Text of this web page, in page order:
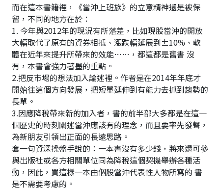
而在這本書籍裡，《當沖上班族》的立意精神還是被保
留，不同的地方在於：
1. 今年與2012年的現況有所落差，比如現股當沖的開放
大幅取代了原有的資券相抵、漲跌幅延展到±10%、軟
體在近年來提升所帶來的效能……，都這都是舊書 沒
有，本書會強力著墨的重點。
2.把反市場的想法加入論述裡。作者是在2014年年底才
開始往這個方向發展，把短單延伸到有能力去抓到趨勢的
長單。
3.因應降稅帶來新的加入者，書的前半部大多都是在這一
個歷史的時刻闡述當沖應該有的理念，而且要率先發聲，
為新朋友引領出正面的長遠思路。
套一句資深操盤手說的：一本書沒有多少錢，將來還可參
與出版社或各方相關單位同為降稅這個契機舉辦各種活
動，因此，買這樣一本由個股當沖代表性人物所寫的 書
是不需要考慮的。